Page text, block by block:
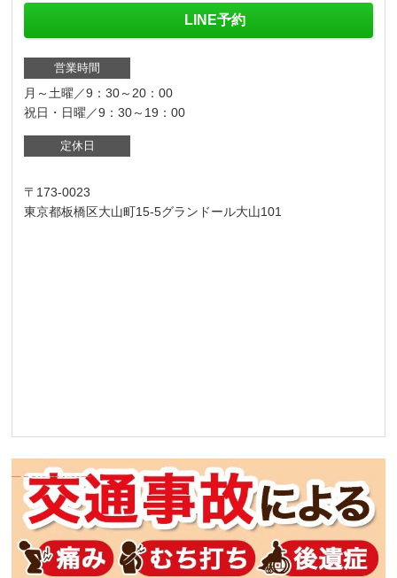
LINE予約
営業時間
月～土曜／9：30～20：00
祝日・日曜／9：30～19：00
定休日
〒173-0023
東京都板橋区大山町15-5グランドール大山101